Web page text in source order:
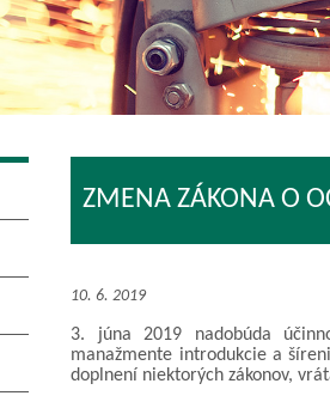
ZMENA ZÁKONA O
10. 6. 2019
3. júna 2019 nadobúda
manažmente introdukcie a
doplnení niektorých zákonov,